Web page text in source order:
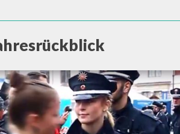
AB, 2016!